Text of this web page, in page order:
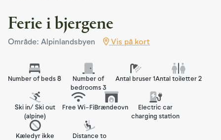
Ferie i bjergene
Område: Alpinlandsbyen Vis på kort
Number of beds 8
Number of
bedrooms 3
Antal bruser 1Antal toiletter 2
Ski in/ Ski out
(alpine)
Free Wi-FiBrændeovn
Electric car
charging station
Kæledyr ikke
Distance to